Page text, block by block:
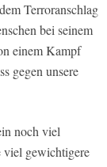
Terroranschlag
bei seinem
einem Kampf
gegen unsere
noch viel
viel gewichtigere